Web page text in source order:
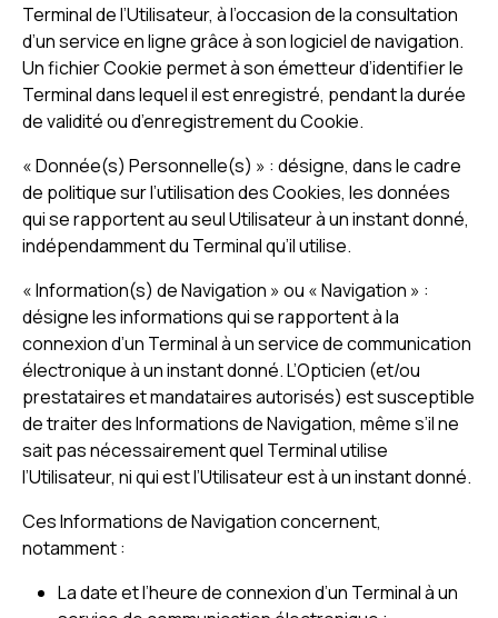
Terminal de l’Utilisateur, à l’occasion de la consultation
d’un service en ligne grâce à son logiciel de navigation.
Un fichier Cookie permet à son émetteur d’identifier le
Terminal dans lequel il est enregistré, pendant la durée
de validité ou d’enregistrement du Cookie.
« Donnée(s) Personnelle(s) » : désigne, dans le cadre
de politique sur l’utilisation des Cookies, les données
qui se rapportent au seul Utilisateur à un instant donné,
indépendamment du Terminal qu’il utilise.
« Information(s) de Navigation » ou « Navigation » :
désigne les informations qui se rapportent à la
connexion d’un Terminal à un service de communication
électronique à un instant donné. L’Opticien (et/ou
prestataires et mandataires autorisés) est susceptible
de traiter des Informations de Navigation, même s’il ne
sait pas nécessairement quel Terminal utilise
l’Utilisateur, ni qui est l’Utilisateur est à un instant donné.
Ces Informations de Navigation concernent,
notamment :
La date et l’heure de connexion d’un Terminal à un